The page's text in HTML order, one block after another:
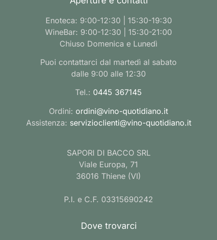
Enoteca: 9:00-12:30 | 15:30-19:30
WineBar: 9:00-12:30 | 15:30-21:00
Chiuso Domenica e Lunedì
Puoi contattarci dal martedì al sabato
dalle 9:00 alle 12:30
Tel.: 0445 367145
Ordini: ordini@vino-quotidiano.it
Assistenza: servizioclienti@vino-quotidiano.it
SAPORI DI BACCO SRL
Viale Europa, 71
36016 Thiene (VI)
P.I. e C.F. 03315690242
Dove trovarci